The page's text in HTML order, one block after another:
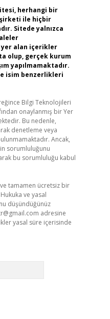
herhangi bir
şirketi ile hiçbir
Sitede yalnızca
yer alan içerikler
olup, gerçek kurum
yapılmamaktadır.
isim benzerlikleri
Bilgi Teknolojileri
onaylanmış bir Yer
Bu nedenle,
denetleme veya
Ancak,
sorumluluğunu
bu sorumluluğu kabul
tamamen ücretsiz bir
ve yasal
düşündüğünüz
adresine
yasal süre içerisinde